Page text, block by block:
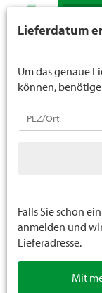
Suche
Lieferdatum
Um das genaue
können,
Falls Sie schon
anmelden und
Lieferadresse.
Mit
unter 16 Jahren.
Sie uns